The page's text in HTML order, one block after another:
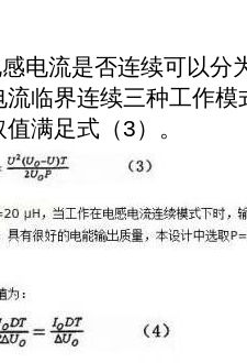
电流是否连续可以分
临界连续三种工作
满足式（3）。